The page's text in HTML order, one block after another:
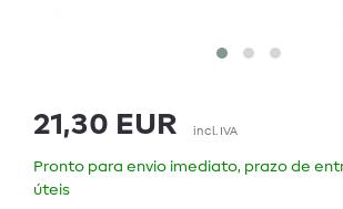
21,30 EUR incl. IVA
Pronto para envio imediato, prazo de
úteis